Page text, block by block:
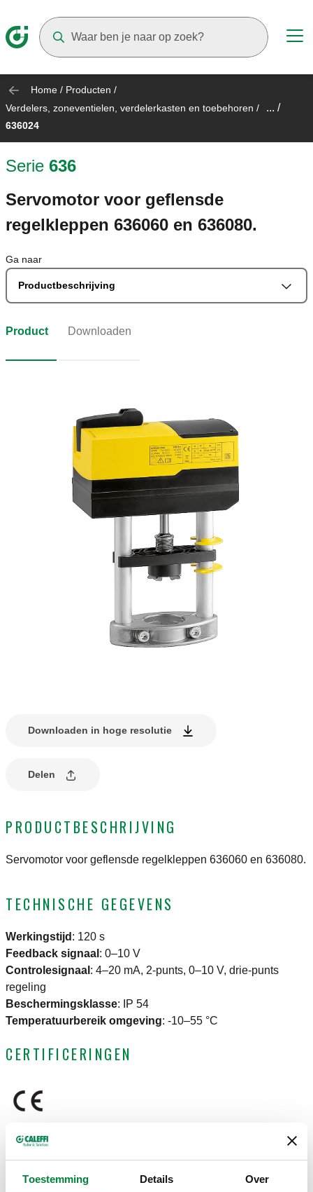
Toestemming Details Over
Home / Producten /
Verdelers, zoneventielen, verdelerkasten en toebehoren / ... /
636024
Serie 636
Servomotor voor geflensde
regelkleppen 636060 en 636080.
Ga naar
Productbeschrijving
Product Downloaden
Downloaden in hoge resolutie
Delen
PRODUCTBESCHRIJVING
Servomotor voor geflensde regelkleppen 636060 en 636080.
TECHNISCHE GEGEVENS
Werkingstijd : 120 s
Feedback signaal : 0–10 V
Controlesignaal : 4–20 mA, 2-punts, 0–10 V, drie-punts
regeling
Beschermingsklasse:
IP 54
Temperatuurbereik omgeving: -10–55 °C
CERTIFICERINGEN
TEKENINGEN EN SPECIFICATIES